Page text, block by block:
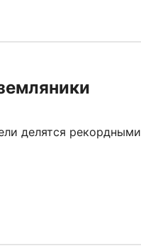
делятся рекордными